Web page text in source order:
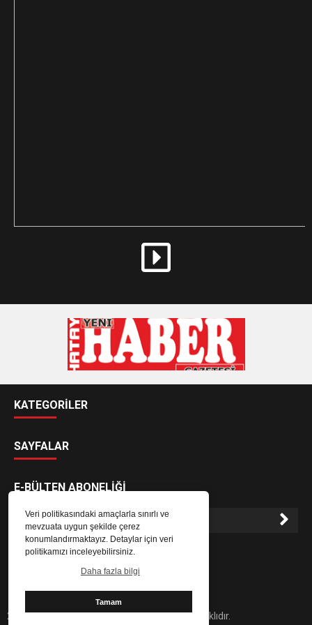
Veri politikasındaki amaçlarla sınırlı ve
mevzuata uygun şekilde çerez
konumlandırmaktayız. Detaylar için veri
politikamızı inceleyebilirsiniz.
Daha fazla bilgi
Tamam
KATEGORİLER
SAYFALAR
E-BÜLTEN ABONELİĞİ
E-Bülten aboneliği ile haberlere daha hızlı erişin.
2024 Hatay Yeni Haber Gazetesi - Her hakkı saklıdır.